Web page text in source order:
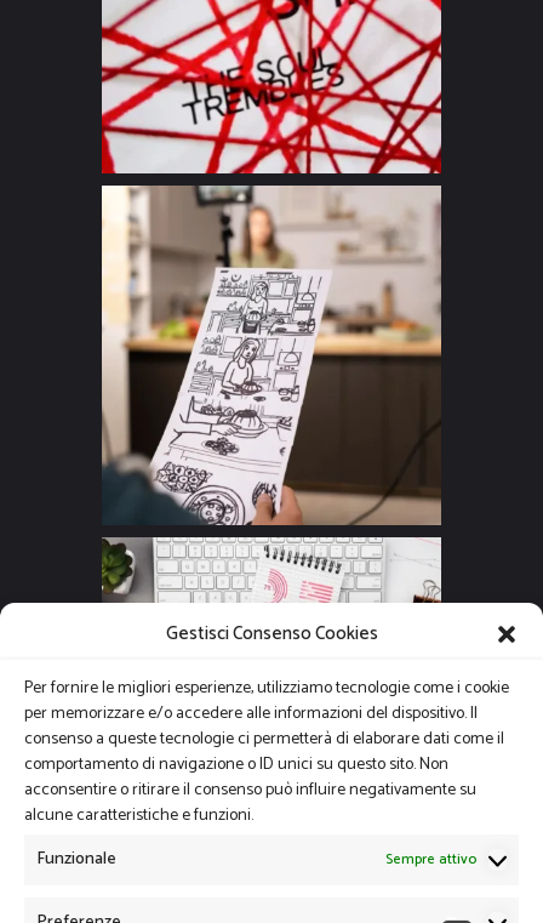
Gestisci Consenso Cookies
Per fornire le migliori esperienze, utilizziamo tecnologie come i cookie
per memorizzare e/o accedere alle informazioni del dispositivo. Il
consenso a queste tecnologie ci permetterà di elaborare dati come il
comportamento di navigazione o ID unici su questo sito. Non
acconsentire o ritirare il consenso può influire negativamente su
alcune caratteristiche e funzioni.
Funzionale
Sempre attivo